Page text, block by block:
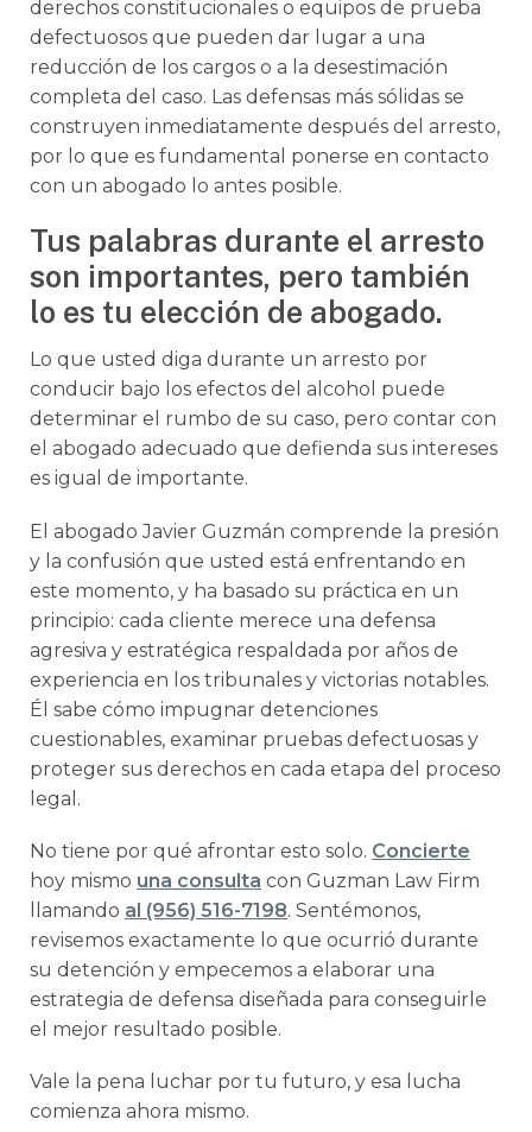
derechos constitucionales o equipos de prueba
defectuosos que pueden dar lugar a una
reducción de los cargos o a la desestimación
completa del caso. Las defensas más sólidas se
construyen inmediatamente después del arresto,
por lo que es fundamental ponerse en contacto
con un abogado lo antes posible.
Tus palabras durante el arresto
son importantes, pero también
lo es tu elección de abogado.
Lo que usted diga durante un arresto por
conducir bajo los efectos del alcohol puede
determinar el rumbo de su caso, pero contar con
el abogado adecuado que defienda sus intereses
es igual de importante.
El abogado Javier Guzmán comprende la presión
y la confusión que usted está enfrentando en
este momento, y ha basado su práctica en un
principio: cada cliente merece una defensa
agresiva y estratégica respaldada por años de
experiencia en los tribunales y victorias notables.
Él sabe cómo impugnar detenciones
cuestionables, examinar pruebas defectuosas y
proteger sus derechos en cada etapa del proceso
legal.
No tiene por qué afrontar esto solo. Concierte
hoy mismo una consulta con Guzman Law Firm
llamando al (956) 516-7198. Sentémonos,
revisemos exactamente lo que ocurrió durante
su detención y empecemos a elaborar una
estrategia de defensa diseñada para conseguirle
el mejor resultado posible.
Vale la pena luchar por tu futuro, y esa lucha
comienza ahora mismo.